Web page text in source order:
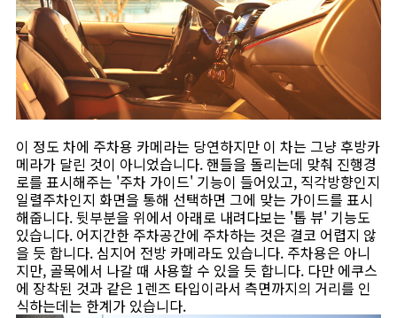
이 정도 차에 주차용 카메라는 당연하지만 이 차는 그냥 후방카
메라가 달린 것이 아니었습니다. 핸들을 돌리는데 맞춰 진행경
로를 표시해주는 '주차 가이드' 기능이 들어있고, 직각방향인지
일렬주차인지 화면을 통해 선택하면 그에 맞는 가이드를 표시
해줍니다. 뒷부분을 위에서 아래로 내려다보는 '톱 뷰' 기능도
있습니다. 어지간한 주차공간에 주차하는 것은 결코 어렵지 않
을 듯 합니다. 심지어 전방 카메라도 있습니다. 주차용은 아니
지만, 골목에서 나갈 때 사용할 수 있을 듯 합니다. 다만 에쿠스
에 장착된 것과 같은 1렌즈 타입이라서 측면까지의 거리를 인
식하는데는 한계가 있습니다.